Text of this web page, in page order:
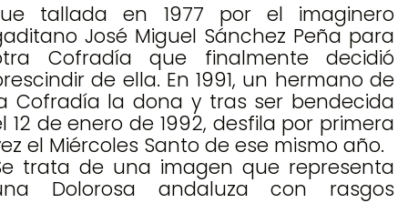
tallada en 1977 por el imaginero
José Miguel Sánchez Peña para
Cofradía que finalmente decidió
de ella. En 1991, un hermano de
Cofradía la dona y tras ser bendecida
12 de enero de 1992, desfila por primera
el Miércoles Santo de ese mismo año.
trata de una imagen que representa
Dolorosa andaluza con rasgos